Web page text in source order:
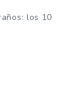
los 10